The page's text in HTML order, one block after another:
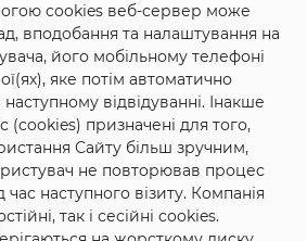
cookies веб-сервер може
вподобання та налаштування на
його мобільному телефоні
яке потім автоматично
відвідуванні. Інакше
(cookies) призначені для того,
Сайту більш зручним,
не повторював процес
час наступного візиту. Компанія
так і сесійні cookies.
малиново-рожевий
150см
100см
грн.